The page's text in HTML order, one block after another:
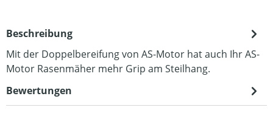
Beschreibung
Mit der Doppelbereifung von AS-Motor hat auch Ihr AS-
Motor Rasenmäher mehr Grip am Steilhang.
Bewertungen